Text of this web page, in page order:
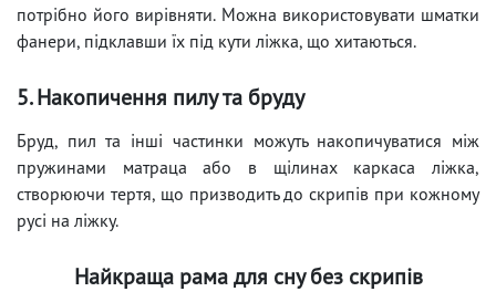
потрібно його вирівняти. Можна використовувати шматки
фанери, підклавши їх під кути ліжка, що хитаються.
5. Накопичення пилу та бруду
Бруд, пил та інші частинки можуть накопичуватися між
пружинами матраца або в щілинах каркаса ліжка,
створюючи тертя, що призводить до скрипів при кожному
русі на ліжку.
Найкраща рама для сну без скрипів